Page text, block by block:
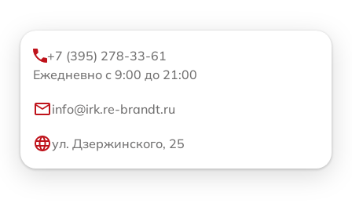
+7 (395) 278-33-61
Ежедневно с 9:00 до 21:00
info@irk.re-brandt.ru
ул. Дзержинского, 25